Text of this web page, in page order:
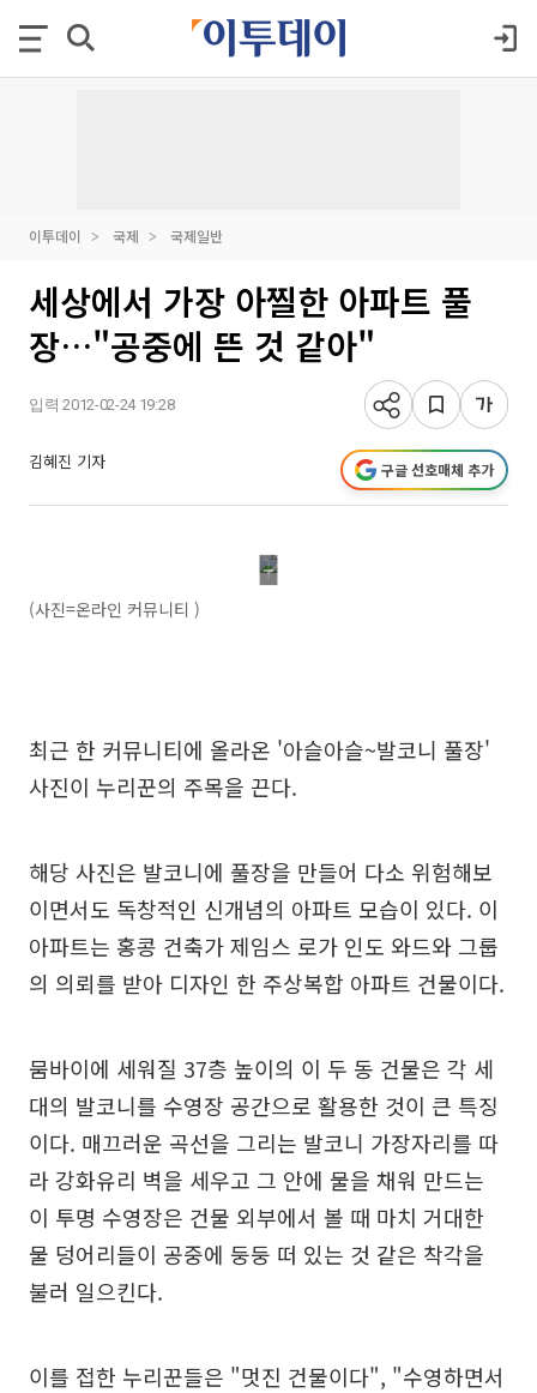
이투데이 국제 국제일반
세상에서 가장 아찔한 아파트 풀
장…"공중에 뜬 것 같아"
입력 2012-02-24 19:28
김혜진 기자 구글 선호매체 추가
(사진=온라인 커뮤니티 )
최근 한 커뮤니티에 올라온 '아슬아슬~발코니 풀장'
사진이 누리꾼의 주목을 끈다.
해당 사진은 발코니에 풀장을 만들어 다소 위험해보
이면서도 독창적인 신개념의 아파트 모습이 있다. 이
아파트는 홍콩 건축가 제임스 로가 인도 와드와 그룹
의 의뢰를 받아 디자인 한 주상복합 아파트 건물이다.
뭄바이에 세워질 37층 높이의 이 두 동 건물은 각 세
대의 발코니를 수영장 공간으로 활용한 것이 큰 특징
이다. 매끄러운 곡선을 그리는 발코니 가장자리를 따
라 강화유리 벽을 세우고 그 안에 물을 채워 만드는
이 투명 수영장은 건물 외부에서 볼 때 마치 거대한
물 덩어리들이 공중에 둥둥 떠 있는 것 같은 착각을
불러 일으킨다.
이를 접한 누리꾼들은 "멋진 건물이다", "수영하면서